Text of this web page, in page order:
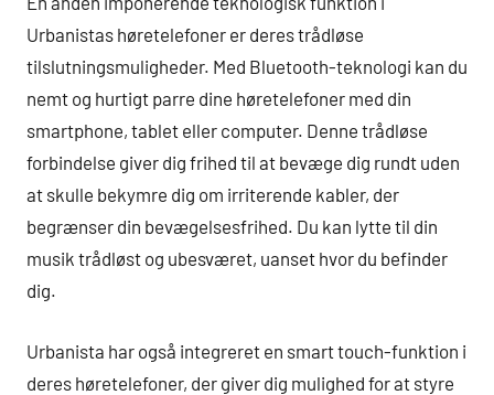
Urbanistas høretelefoner er deres trådløse
tilslutningsmuligheder. Med Bluetooth-teknologi kan du
nemt og hurtigt parre dine høretelefoner med din
smartphone, tablet eller computer. Denne trådløse
forbindelse giver dig frihed til at bevæge dig rundt uden
at skulle bekymre dig om irriterende kabler, der
begrænser din bevægelsesfrihed. Du kan lytte til din
musik trådløst og ubesværet, uanset hvor du befinder
dig.
Urbanista har også integreret en smart touch-funktion i
deres høretelefoner, der giver dig mulighed for at styre